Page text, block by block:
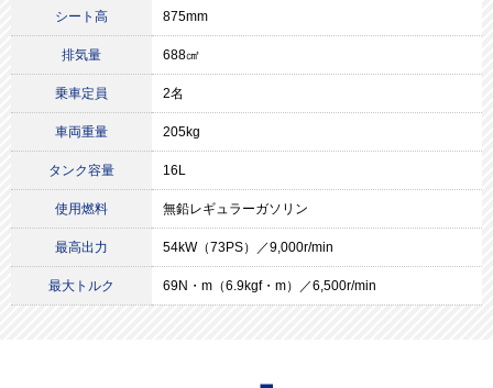
シート高 875mm
排気量 688㎤
乗車定員 2名
車両重量 205kg
タンク容量 16L
使用燃料 無鉛レギュラーガソリン
最高出力 54kW（73PS）／9,000r/min
最大トルク 69N・m（6.9kgf・m）／6,500r/min